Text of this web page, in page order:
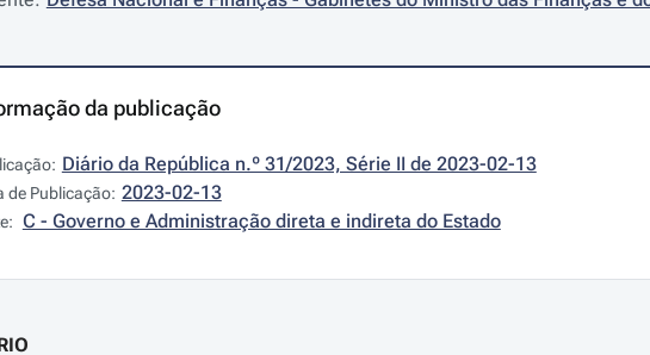
da publicação
Diário da República n.º 31/2023, Série II de 2023-02-13
de Publicação: 2023-02-13
C - Governo e Administração direta e indireta do Estado